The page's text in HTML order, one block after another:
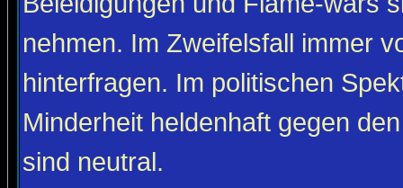
nehmen. Im Zweifelsfall immer
hinterfragen. Im politischen
Minderheit heldenhaft gegen
sind neutral.